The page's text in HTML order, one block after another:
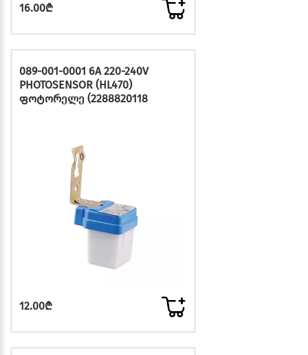
16.00₾
089-001-0001 6A 220-240V
PHOTOSENSOR (HL470)
ფოტორელე (2288820118
12.00₾